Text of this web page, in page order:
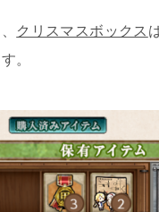
クリスマスボックス
。